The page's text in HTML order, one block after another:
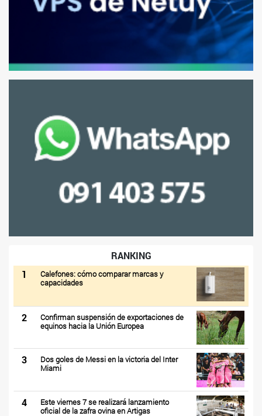
RANKING
1
Calefones: cómo comparar marcas y
capacidades
2
Confirman suspensión de exportaciones de
equinos hacia la Unión Europea
3
Dos goles de Messi en la victoria del Inter
Miami
4
Este viernes 7 se realizará lanzamiento
oficial de la zafra ovina en Artigas